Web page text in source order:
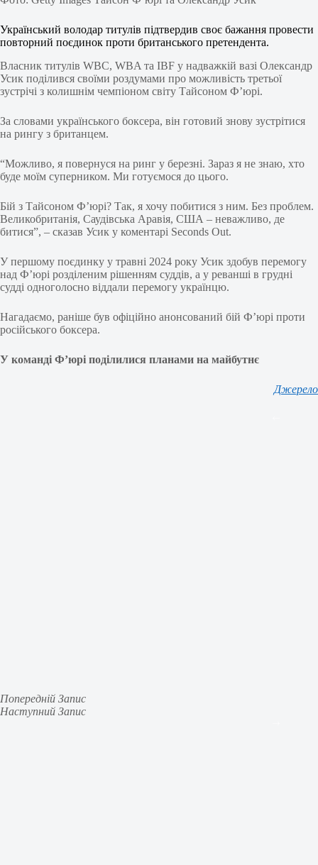
Український володар титулів підтвердив своє бажання провести
повторний поєдинок проти британського претендента.
Власник титулів WBC, WBA та IBF у надважкій вазі Олександр
Усик поділився своїми роздумами про можливість третьої
зустрічі з колишнім чемпіоном світу Тайсоном Ф’юрі.
За словами українського боксера, він готовий знову зустрітися
на рингу з британцем.
“Можливо, я повернуся на ринг у березні. Зараз я не знаю, хто
буде моїм суперником. Ми готуємося до цього.
Бій з Тайсоном Ф’юрі? Так, я хочу побитися з ним. Без проблем.
Великобританія, Саудівська Аравія, США – неважливо, де
битися”, – сказав Усик у коментарі Seconds Out.
У першому поєдинку у травні 2024 року Усик здобув перемогу
над Ф’юрі розділеним рішенням суддів, а у реванші в грудні
судді одноголосно віддали перемогу українцю.
Нагадаємо, раніше був офіційно анонсований бій Ф’юрі проти
російського боксера.
У команді Ф’юрі поділилися планами на майбутнє
Джерело
Попередній Запис
Наступний Запис